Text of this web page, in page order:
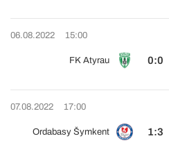
06.08.2022 15:00
FK Atyrau 0:0
07.08.2022 17:00
Ordabasy Šymkent 1:3